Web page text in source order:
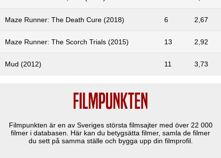
Maze Runner: The Death Cure (2018) 6 2,67
Maze Runner: The Scorch Trials (2015) 13 2,92
Mud (2012) 11 3,73
Filmpunkten är en av Sveriges största filmsajter med över 22 000
filmer i databasen. Här kan du betygsätta filmer, samla de filmer
du sett på samma ställe och bygga upp din filmprofil.